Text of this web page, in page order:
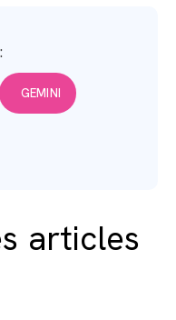
GEMINI
articles